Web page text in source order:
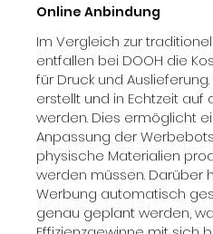
Online Anbindung
Im Vergleich zur
entfallen bei DOOH die
für Druck und
erstellt und in Echtzeit
werden. Dies ermöglicht
Anpassung der
physische Materialien
werden müssen. Darüber
Werbung automatisch
genau geplant werden,